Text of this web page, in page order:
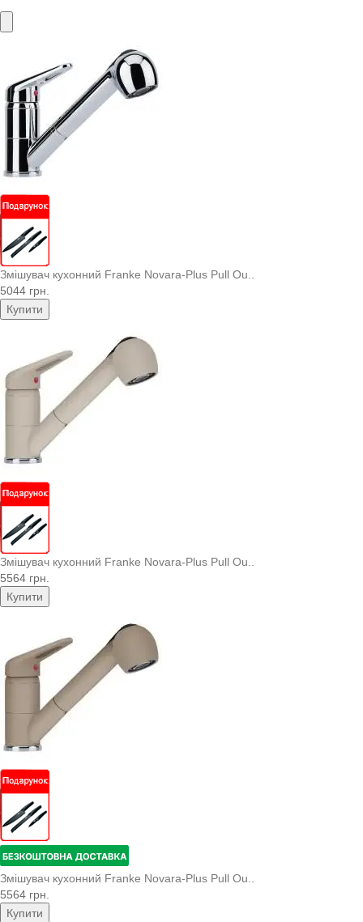
Змішувач кухонний Franke Novara-Plus Pull Ou..
5044 грн.
Купити
Змішувач кухонний Franke Novara-Plus Pull Ou..
5564 грн.
Купити
Змішувач кухонний Franke Novara-Plus Pull Ou..
5564 грн.
Купити